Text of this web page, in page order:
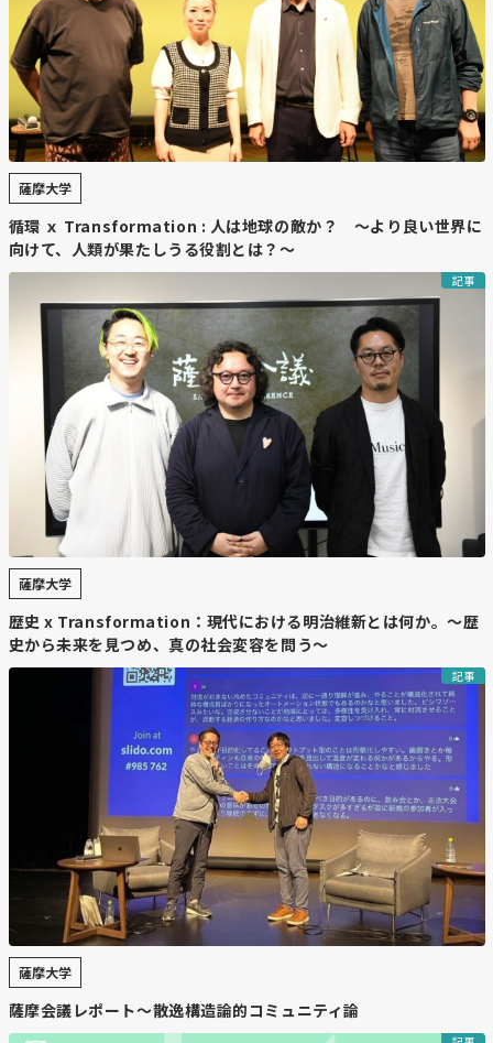
薩摩大学
循環 ｘ Transformation : 人は地球の敵か？ 〜より良い世界に
向けて、人類が果たしうる役割とは？～
記事
薩摩大学
歴史 x Transformation：現代における明治維新とは何か。～歴
史から未来を見つめ、真の社会変容を問う～
記事
薩摩大学
薩摩会議レポート〜散逸構造論的コミュニティ論